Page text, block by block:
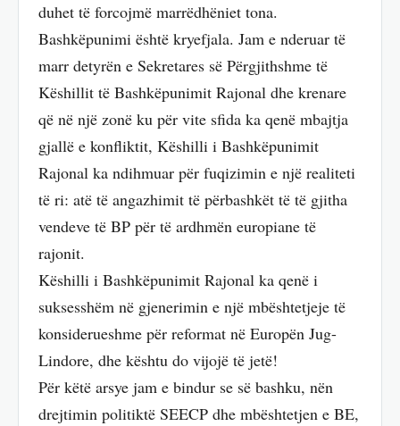
duhet të forcojmë marrëdhëniet tona.
Bashkëpunimi është kryefjala. Jam e nderuar të
marr detyrën e Sekretares së Përgjithshme të
Këshillit të Bashkëpunimit Rajonal dhe krenare
që në një zonë ku për vite sfida ka qenë mbajtja
gjallë e konfliktit, Këshilli i Bashkëpunimit
Rajonal ka ndihmuar për fuqizimin e një realiteti
të ri: atë të angazhimit të përbashkët të të gjitha
vendeve të BP për të ardhmën europiane të
rajonit.
Këshilli i Bashkëpunimit Rajonal ka qenë i
suksesshëm në gjenerimin e një mbështetjeje të
konsiderueshme për reformat në Europën Jug-
Lindore, dhe kështu do vijojë të jetë!
Për këtë arsye jam e bindur se së bashku, nën
drejtimin politiktë SEECP dhe mbështetjen e BE,